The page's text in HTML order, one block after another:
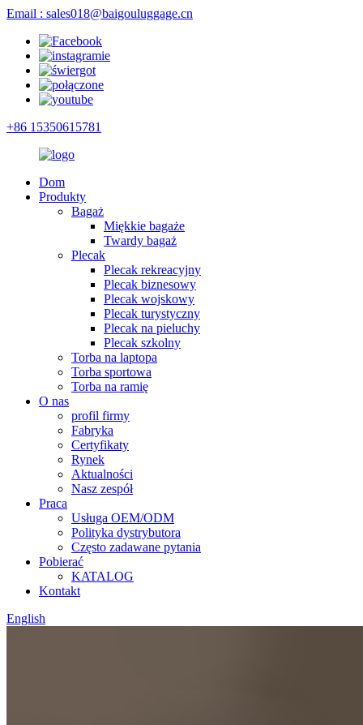
Email : sales018@baigouluggage.cn
+86 15350615781
Dom
Produkty
Bagaż
Miękkie bagaże
Twardy bagaż
Plecak
Plecak rekreacyjny
Plecak biznesowy
Plecak wojskowy
Plecak turystyczny
Plecak na pieluchy
Plecak szkolny
Torba na laptopa
Torba sportowa
Torba na ramię
O nas
profil firmy
Fabryka
Certyfikaty
Rynek
Aktualności
Nasz zespół
Praca
Usługa OEM/ODM
Polityka dystrybutora
Często zadawane pytania
Pobierać
KATALOG
Kontakt
English